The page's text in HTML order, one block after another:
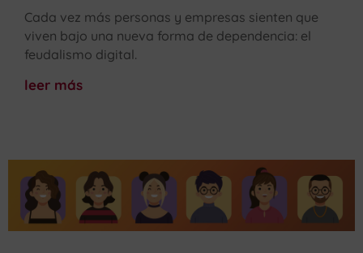
Cada vez más personas y empresas sienten que
viven bajo una nueva forma de dependencia: el
feudalismo digital.
leer más